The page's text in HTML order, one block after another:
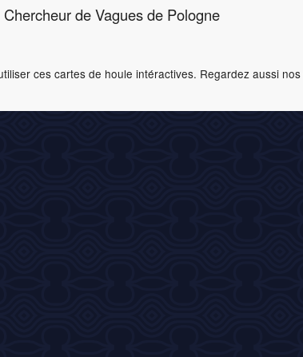
Chercheur de Vagues de Pologne
ces cartes de houle intéractives. Regardez aussi nos